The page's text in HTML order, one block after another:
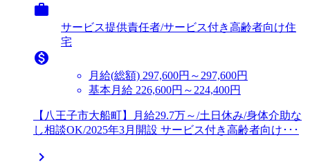

サービス提供責任者/サービス付き高齢者向け住
宅

月給(総額) 297,600円～297,600円
基本月給 226,600円～224,400円
【八王子市大船町】月給29.7万～/土日休み/身体介助な
し相談OK/2025年3月開設 サービス付き高齢者向け･･･
